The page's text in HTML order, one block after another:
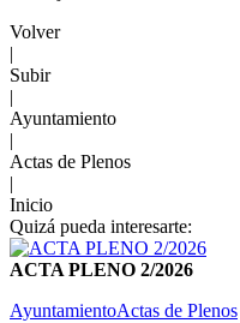
Volver
|
Subir
|
Ayuntamiento
|
Actas de Plenos
|
Inicio
Quizá pueda interesarte:
ACTA PLENO 2/2026
AyuntamientoActas de Plenos